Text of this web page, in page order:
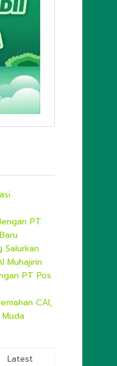
PT
Salurkan
Muhajirin
PT Pos
CAI,
Latest